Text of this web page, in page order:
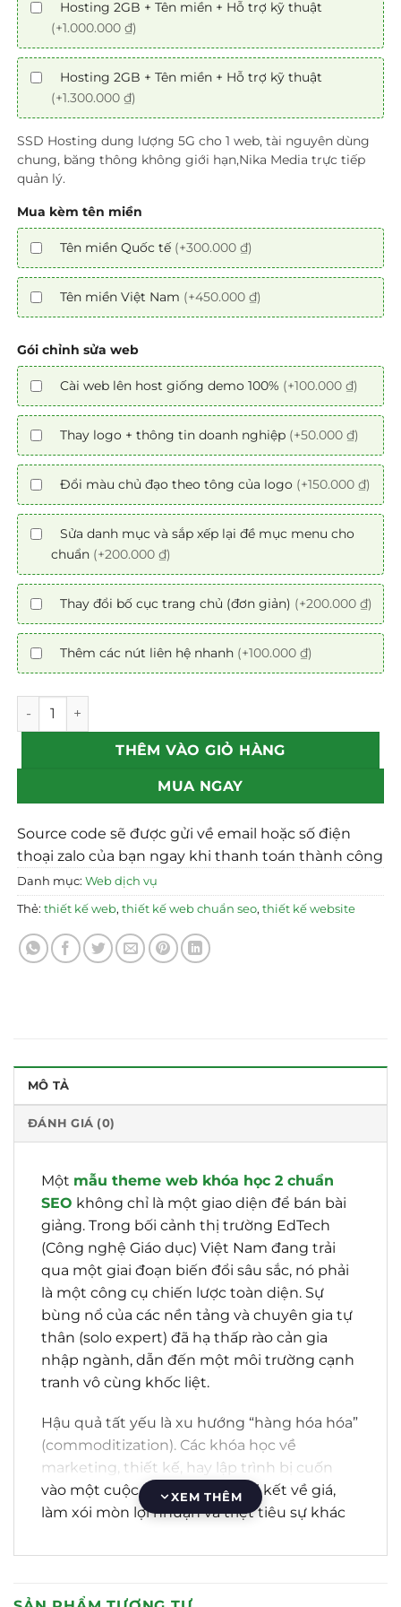
Hosting 2GB + Tên miền + Hỗ trợ kỹ thuật
(+1.000.000 ₫)
Hosting 2GB + Tên miền + Hỗ trợ kỹ thuật
(+1.300.000 ₫)
SSD Hosting dung lượng 5G cho 1 web, tài nguyên dùng
chung, băng thông không giới hạn,Nika Media trực tiếp
quản lý.
Mua kèm tên miền
Tên miền Quốc tế (+300.000 ₫)
Tên miền Việt Nam (+450.000 ₫)
Gói chỉnh sửa web
Cài web lên host giống demo 100% (+100.000 ₫)
Thay logo + thông tin doanh nghiệp (+50.000 ₫)
Đổi màu chủ đạo theo tông của logo (+150.000 ₫)
Sửa danh mục và sắp xếp lại đề mục menu cho
chuẩn (+200.000 ₫)
Thay đổi bố cục trang chủ (đơn giản) (+200.000 ₫)
Thêm các nút liên hệ nhanh (+100.000 ₫)
Mẫu theme web khóa học 2 chuẩn SEO số lượng
THÊM VÀO GIỎ HÀNG
MUA NGAY
Source code sẽ được gửi về email hoặc số điện
thoại zalo của bạn ngay khi thanh toán thành công
Danh mục:Web dịch vụ
Thẻ:thiết kế web,thiết kế web chuẩn seo,thiết kế website
MÔ TẢ
ĐÁNH GIÁ (0)
Một mẫu theme web khóa học 2 chuẩn
SEO không chỉ là một giao diện để bán bài
giảng. Trong bối cảnh thị trường EdTech
(Công nghệ Giáo dục) Việt Nam đang trải
qua một giai đoạn biến đổi sâu sắc, nó phải
là một công cụ chiến lược toàn diện. Sự
bùng nổ của các nền tảng và chuyên gia tự
thân (solo expert) đã hạ thấp rào cản gia
nhập ngành, dẫn đến một môi trường cạnh
tranh vô cùng khốc liệt.
Hậu quả tất yếu là xu hướng “hàng hóa hóa”
(commoditization). Các khóa học về
marketing, thiết kế, hay lập trình bị cuốn
vào một cuộc chiến không hồi kết về giá,
làm xói mòn lợi nhuận và triệt tiêu sự khác
thị trường” xuất hiện ở khắp mọi nơi, khiến
XEM THÊM